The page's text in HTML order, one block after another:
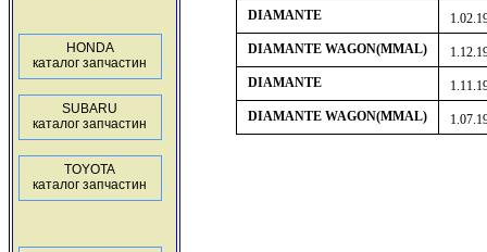
HONDA
каталог запчастин
SUBARU
каталог запчастин
TOYOTA
каталог запчастин
DIAMANTE
DIAMANTE WAGON(MMAL)
DIAMANTE
DIAMANTE WAGON(MMAL)